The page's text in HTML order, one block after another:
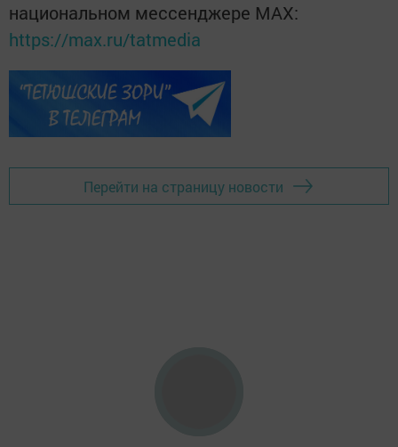
национальном мессенджере MАХ:
https://max.ru/tatmedia
Перейти на страницу новости